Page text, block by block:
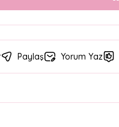
Paylaş Yorum Yaz